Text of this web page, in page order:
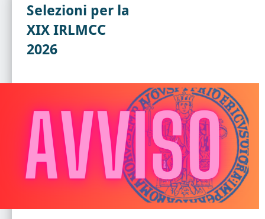
Selezioni per la
XIX IRLMCC
2026